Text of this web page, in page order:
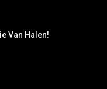
Van Halen!